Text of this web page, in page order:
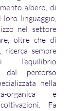
albero, di
linguaggio,
nel settore
oltre che di
ricerca sempre
l’equilibrio
dal percorso
nella
organica e
Fa